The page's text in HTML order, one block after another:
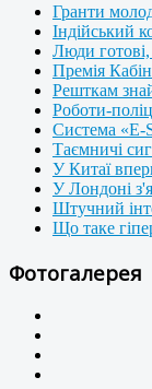
Гранти
Індійський
Люди
Премія
Решткам
Роботи-
Система «E-
Таємничі
У Китаї
У Лондоні
Штучний
Що таке
Фотогалерея